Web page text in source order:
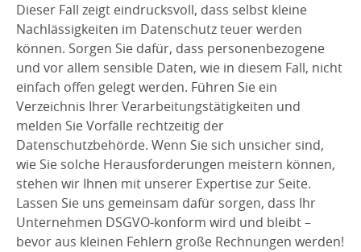
Dieser Fall zeigt eindrucksvoll, dass selbst kleine
Nachlässigkeiten im Datenschutz teuer werden
können. Sorgen Sie dafür, dass personenbezogene
und vor allem sensible Daten, wie in diesem Fall, nicht
einfach offen gelegt werden. Führen Sie ein
Verzeichnis Ihrer Verarbeitungstätigkeiten und
melden Sie Vorfälle rechtzeitig der
Datenschutzbehörde. Wenn Sie sich unsicher sind,
wie Sie solche Herausforderungen meistern können,
stehen wir Ihnen mit unserer Expertise zur Seite.
Lassen Sie uns gemeinsam dafür sorgen, dass Ihr
Unternehmen DSGVO-konform wird und bleibt –
bevor aus kleinen Fehlern große Rechnungen werden!